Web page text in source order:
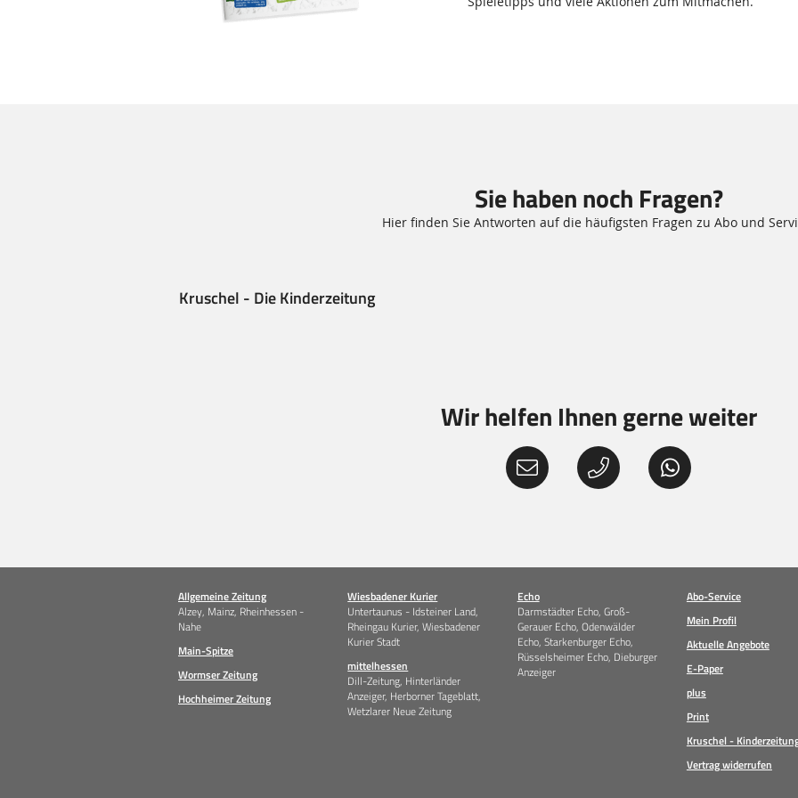
Sie haben noch Fragen?
Hier finden Sie Antworten auf die häufigsten Fragen zu Abo und
Kruschel - Die Kinderzeitung
Wir helfen Ihnen gerne weiter
Allgemeine Zeitung
Alzey, Mainz, Rheinhessen -
Nahe
Main-Spitze
Wormser Zeitung
Hochheimer Zeitung
Wiesbadener Kurier
Untertaunus - Idsteiner Land,
Rheingau Kurier, Wiesbadener
Kurier Stadt
mittelhessen
Dill-Zeitung, Hinterländer
Anzeiger, Herborner Tageblatt,
Wetzlarer Neue Zeitung
Echo
Darmstädter Echo, Groß-
Gerauer Echo, Odenwälder
Echo, Starkenburger Echo,
Rüsselsheimer Echo, Dieburger
Anzeiger
Abo-Service
Mein Profil
Aktuelle Angebote
E-Paper
plus
Print
Kruschel -
Vertrag widerrufen